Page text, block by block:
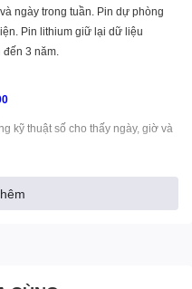
ngày trong tuần. Pin dự phòng
Pin lithium giữ lại dữ liệu
3 năm.
kỹ thuật số cho thấy ngày, giờ và
thời gian mất điện lên đến 3